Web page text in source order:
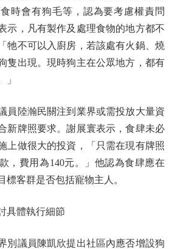
時會有狗毛等，認為要考慮權責問
示，凡有製作及處理食物的地方都不
牠不可以入廚房，若該處有火鍋、燒
隻出現。現時狗主在公眾地方，都有
」
陸瀚民關注到業界或需投放大量資
新牌照要求。謝展寰表示，食肆未必
上做很大的投資，「只需在現有牌照
，費用為140元。」他認為食肆應在
標客群是否包括寵物主人。
體執行細節
議員陳凱欣提出社區內應否增設狗